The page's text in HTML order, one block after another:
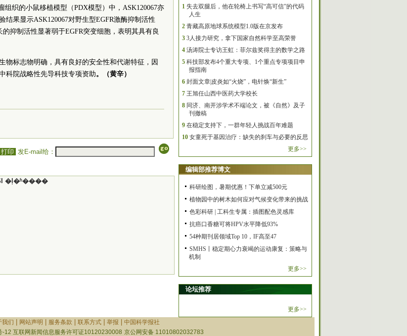
织的小鼠移植模型（PDX模型）中，ASK120067亦
果显示ASK120067对野生型EGFR激酶抑制活性
抑制活性显著弱于EGFR突变细胞，表明其具有良
物标志物明确，具有良好的安全性和代谢特征，因
科院战略性先导科技专项资助。（黄辛）
打印 发E-mail给：
�ļ�ʱ����
1 失去双腿后，他在轮椅上书写“高可信”的代码
人生
2 青藏高原地球系统模型1.0版在京发布
3 3人接力研究，拿下国家自然科学至高荣誉
4 汤涛院士专访王虹：菲尔兹奖得主的数学之路
5 科技部发布4个重大专项、1个重点专项项目申
报指南
6 封面文章|皮炎如“火烧”，电针焕“新生”
7 王旭任山西中医药大学校长
8 同济、南开涉学术不端论文，被《自然》及子
刊撤稿
9 在稳定支持下，一群年轻人挑战百年难题
10 女童死于基因治疗：缺失的刹车与必要的反思
更多>>
编辑部推荐博文
科研绘图，暑期优惠！下单立减500元
植物园中的树木如何应对气候变化带来的挑战
色彩科研 | 工科生专属：插图配色灵感库
抗癌口香糖可将HPV水平降低93%
54种期刊居领域Top 10，IF高至47
SMHS丨稳定期心力衰竭的运动康复：策略与
机制
更多>>
论坛推荐
更多>>
我们
网站声明 服务条款 联系方式| 举报
中国科学报社
-12 互联网新闻信息服务许可证10120230008 京公网安备 11010802032783